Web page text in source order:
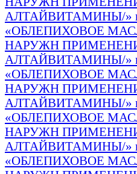
АЛТАЙВИТАМИНЫ/» в
«ОБЛЕПИХОВОЕ
НАРУЖН
АЛТАЙВИТАМИНЫ/» в
«ОБЛЕПИХОВОЕ
НАРУЖН
АЛТАЙВИТАМИНЫ/» в
«ОБЛЕПИХОВОЕ
НАРУЖН
АЛТАЙВИТАМИНЫ/» в
«ОБЛЕПИХОВОЕ